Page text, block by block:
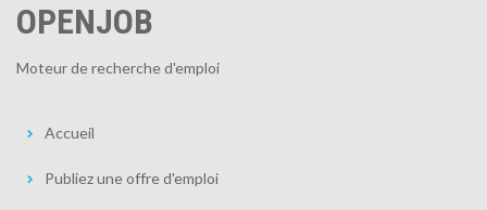
OPENJOB
Moteur de recherche d'emploi
Accueil
Publiez une offre d'emploi